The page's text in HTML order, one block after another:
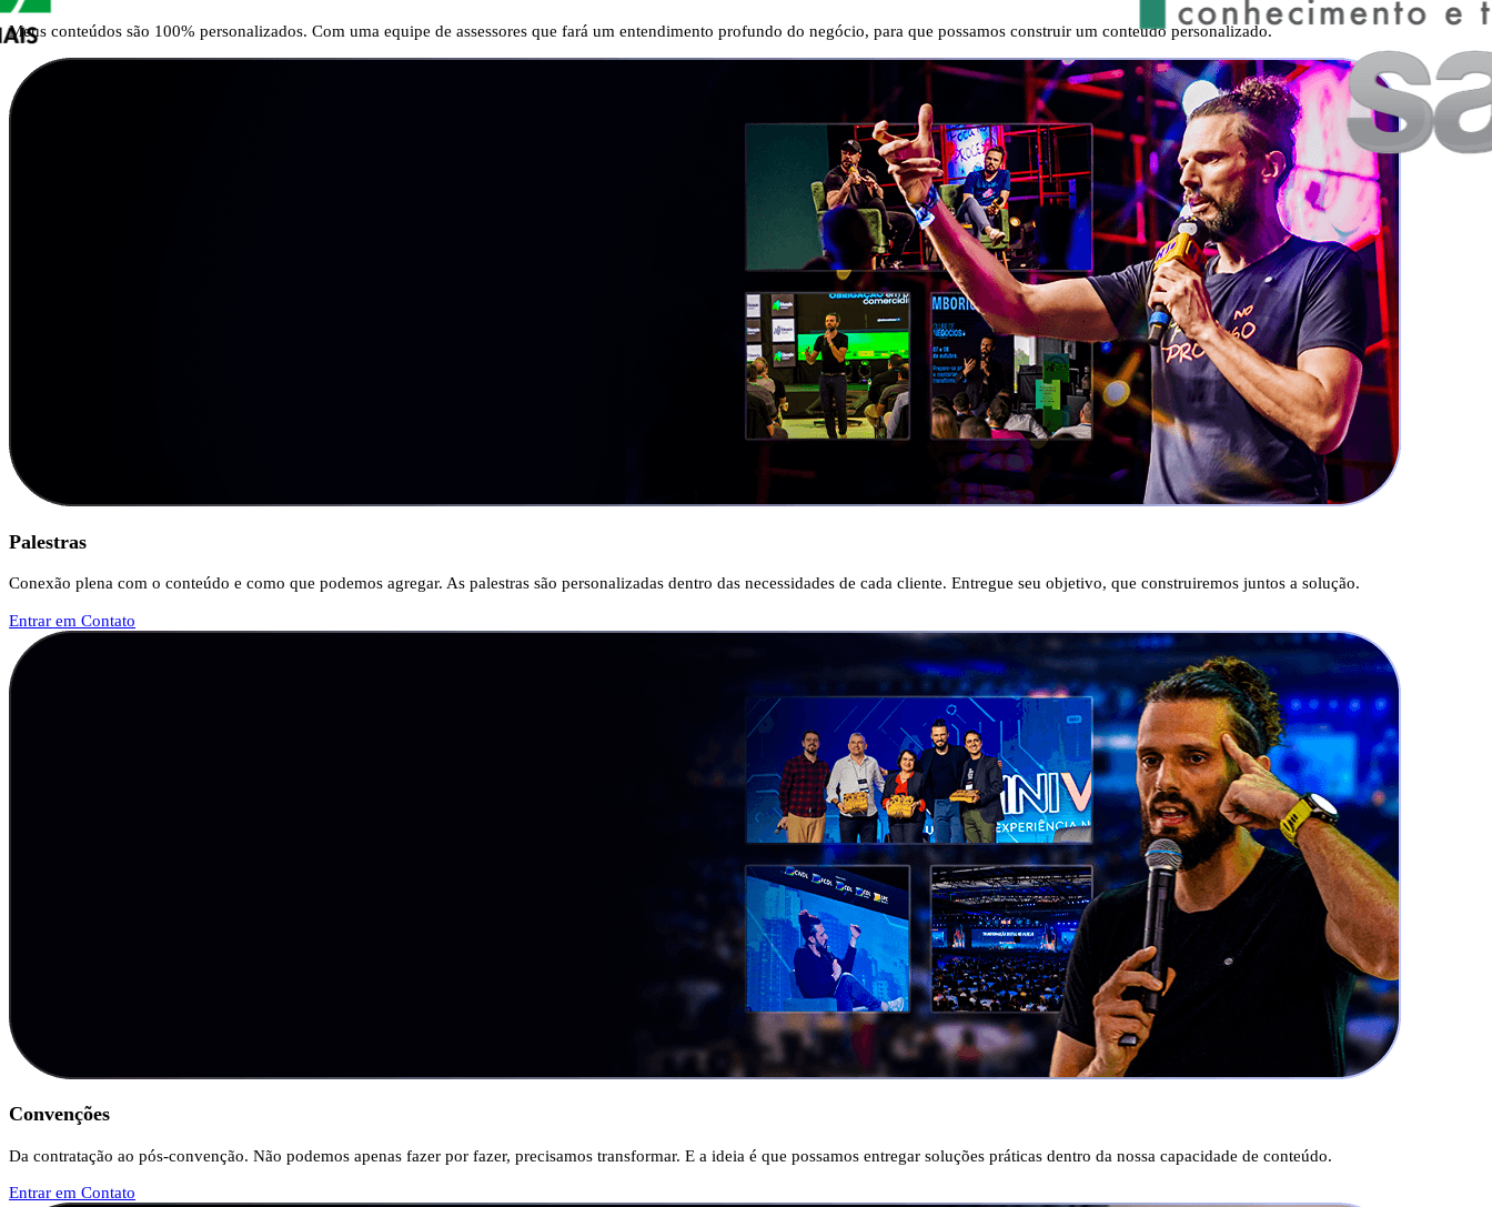
Meus conteúdos são 100% personalizados. Com uma equipe de assessores que fará um entendimento profundo do negócio, para que possamos construir um conteúdo personalizado.
Palestras
Conexão plena com o conteúdo e como que podemos agregar. As palestras são personalizadas dentro das necessidades de cada cliente. Entregue seu objetivo, que construiremos juntos a solução.
Entrar em Contato
Convenções
Da contratação ao pós-convenção. Não podemos apenas fazer por fazer, precisamos transformar. E a ideia é que possamos entregar soluções práticas dentro da nossa capacidade de conteúdo.
Entrar em Contato